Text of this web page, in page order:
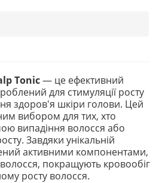
Tonic— це ефективний
для стимуляції росту
здоров'я шкіри голови. Цей
вибором для тих, хто
випадіння волосся або
Завдяки унікальній
активними компонентами,
покращують кровообіг
росту волосся.